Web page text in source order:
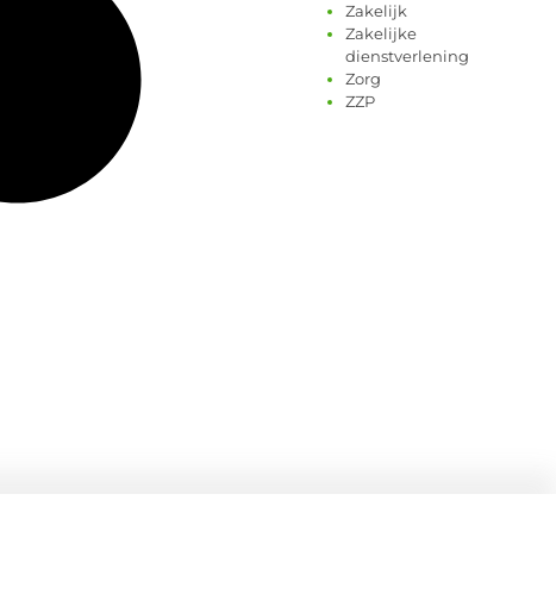
Zakelijk
Zakelijke
dienstverlening
Zorg
ZZP